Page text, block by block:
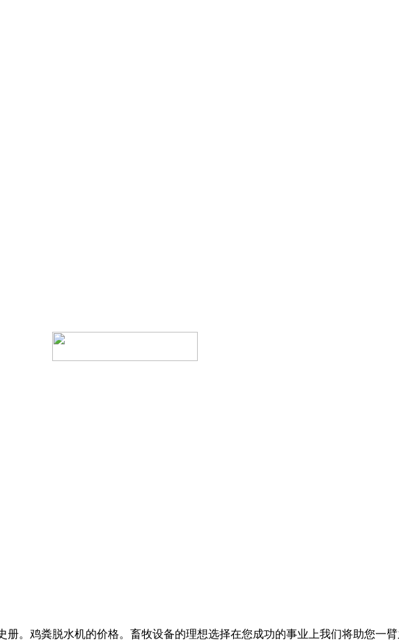
鸡粪脱水机的价格。畜牧设备的理想选择在您成功的事业上我们将助您一